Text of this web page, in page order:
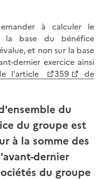
à calculer le
la base du bénéfice
et non sur la base
dernier exercice ainsi
l'article 359
de
du
du groupe est
à la somme des
dernier
du groupe